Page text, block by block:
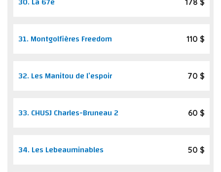
31. Montgolfières Freedom 110 $
32. Les Manitou de l’espoir 70 $
33. CHUSJ Charles-Bruneau 2 60 $
34. Les Lebeauminables 50 $